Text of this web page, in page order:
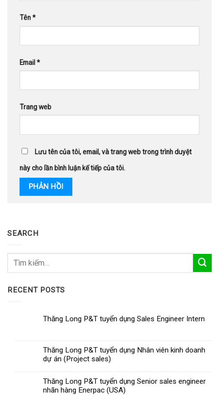
Tên*
Email *
Trang web
Lưu tên của tôi, email, và trang web trong trình duyệt
này cho lần bình luận kế tiếp của tôi.
SEARCH
RECENT POSTS
Thăng Long P&T tuyển dụng Sales Engineer Intern
Thăng Long P&T tuyển dụng Nhân viên kinh doanh
dự án (Project sales)
Thăng Long P&T tuyển dụng Senior sales engineer
nhãn hàng Enerpac (USA)